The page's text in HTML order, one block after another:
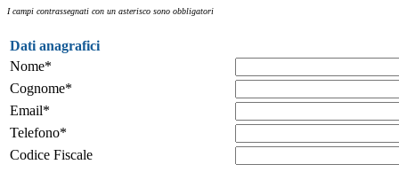
I campi contrassegnati con un asterisco sono obbligatori
Dati anagrafici
Nome*
Cognome*
Email*
Telefono*
Codice Fiscale